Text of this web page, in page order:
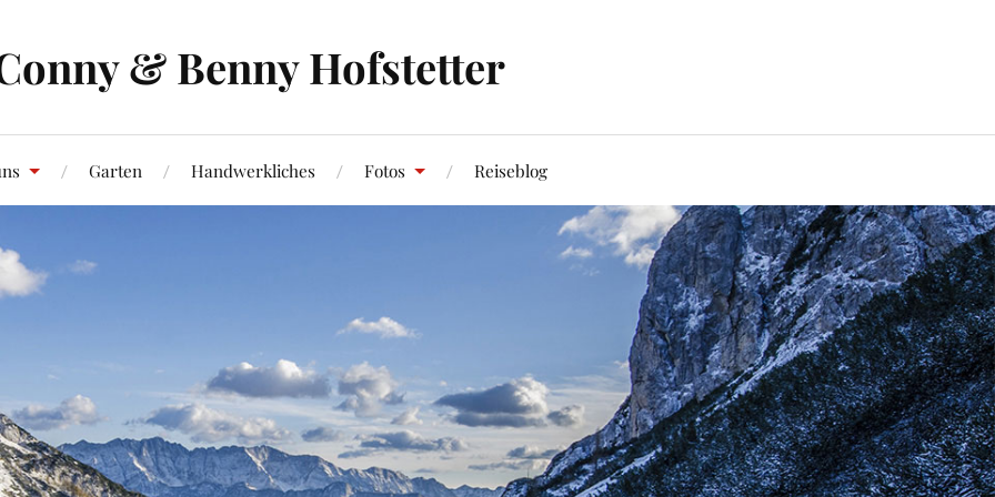
& Benny Hofstetter
Garten Handwerkliches Fotos Reiseblog